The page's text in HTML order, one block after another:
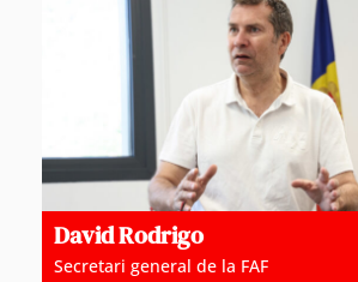
David Rodrigo
Secretari general de la FAF